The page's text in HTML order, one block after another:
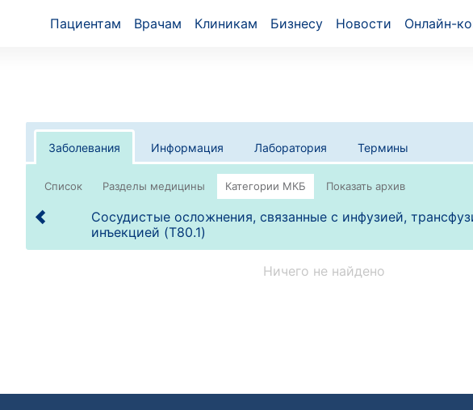
Пациентам Врачам Клиникам Бизнесу Новости Онлайн-
Заболевания Информация Лаборатория Термины
Список
Сосудистые осложнения, связанные с инфузией,
инъекцией (T80.1)
Ничего не найдено